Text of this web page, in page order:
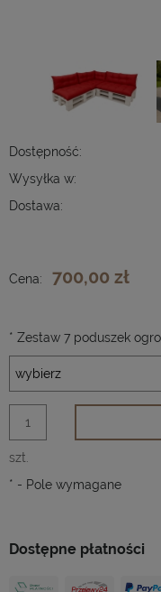
Dostępność:
Wysyłka w:
Dostawa:
Dostępne płatności
Cena: 700,00 zł
* Zestaw 7 poduszek
szt.
* - Pole wymagane